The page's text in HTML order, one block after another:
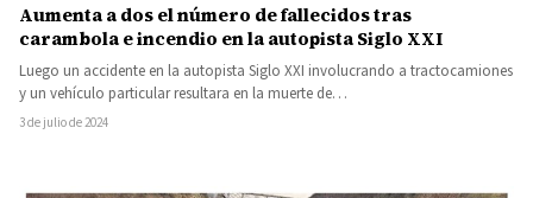
Aumenta a dos el número de fallecidos tras
carambola e incendio en la autopista Siglo XXI
Luego un accidente en la autopista Siglo XXI involucrando a tractocamiones
y un vehículo particular resultara en la muerte de…
3 de julio de 2024